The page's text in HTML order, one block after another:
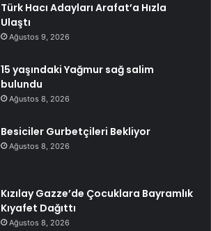
Türk Hacı Adayları Arafat’a Hızla
Ulaştı
Ağustos 9, 2026
15 yaşındaki Yağmur sağ salim
bulundu
Ağustos 8, 2026
Besiciler Gurbetçileri Bekliyor
Ağustos 8, 2026
Kızılay Gazze’de Çocuklara Bayramlık
Kıyafet Dağıttı
Ağustos 8, 2026